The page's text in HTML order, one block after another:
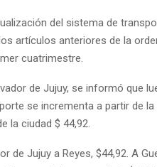
del sistema de
artículos anteriores de la
cuatrimestre.
de Jujuy, se informó que
se incrementa a partir de la
la ciudad $ 44,92.
de Jujuy a Reyes, $44,92. A